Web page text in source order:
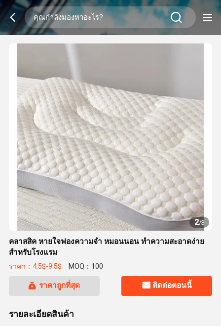
2/3
คลาสสิค หายใจฟองความจํา หมอนนอน ทําความสะอาดง่าย
สําหรับโรงแรม
ราคา：4.5$-9.5$ MOQ：100
ราคาถูกที่สุด ติดต่อตอนนี้
รายละเอียดสินค้า